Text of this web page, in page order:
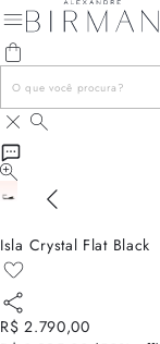
Isla Crystal Flat Black
R$ 2.790,00